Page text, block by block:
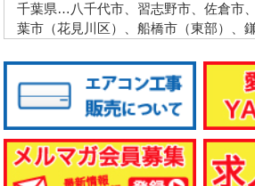
千葉県…八千代市、習志野市、佐倉市
葉市（花見川区）、船橋市（東部）、